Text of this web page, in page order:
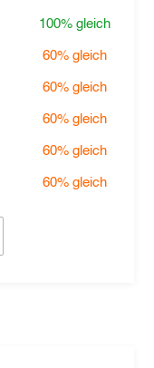
100% gleich
60% gleich
60% gleich
60% gleich
60% gleich
60% gleich